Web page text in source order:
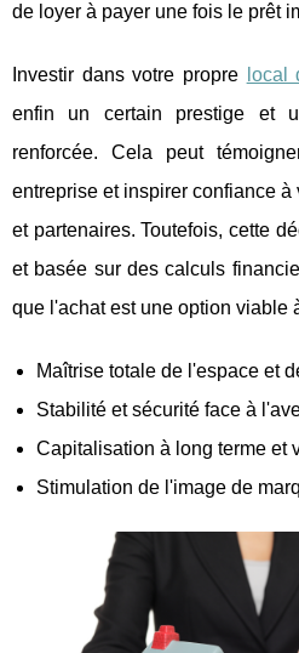
de loyer à payer une fois le prêt
Investir dans votre propre local
enfin un certain prestige et
renforcée. Cela peut
entreprise et inspirer confiance
et partenaires. Toutefois, cette
et basée sur des calculs
que l'achat est une option viable
Maîtrise totale de l'espace et
Stabilité et sécurité face à
Capitalisation à long terme et
Stimulation de l'image de